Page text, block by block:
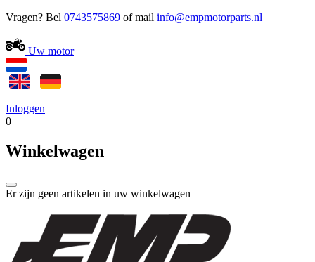
Vragen? Bel 0743575869 of mail
Uw motor
Inloggen
0
Winkelwagen
Er zijn geen artikelen in uw winkelwagen